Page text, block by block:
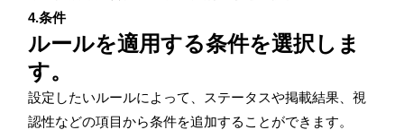
4.条件
ルールを適用する条件を選択しま
す。
設定したいルールによって、ステータスや掲載結果、視
認性などの項目から条件を追加することができます。